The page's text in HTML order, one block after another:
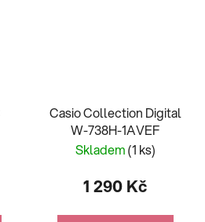
Casio Collection Digital
W-738H-1AVEF
Skladem(1 ks)
1 290 Kč